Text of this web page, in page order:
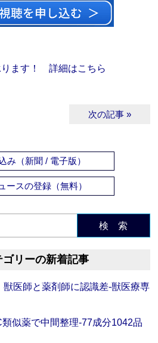
ります！ 詳細はこちら
次の記事 »
み（新聞 / 電子版）
ースの登録（無料）
検 索
リーの新着記事
獣医師と薬剤師に認識差‐獣医療専
類似薬で中間整理‐77成分1042品